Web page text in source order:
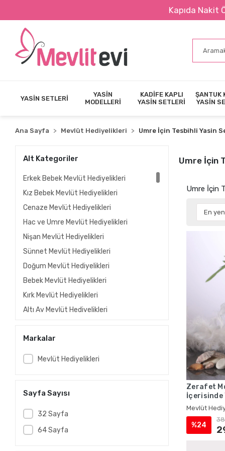
Kapıda Nakit Ödeme İmkanı
YASİN SETLERİ
YASİN
MODELLERİ
KADİFE KAPLI
YASİN SETLERİ
ŞANTUK
YASİN
Ana Sayfa Mevlüt Hediyelikleri Umre İçin Tesbihli Yasin
Alt Kategoriler
Erkek Bebek Mevlüt Hediyelikleri
Kız Bebek Mevlüt Hediyelikleri
Cenaze Mevlüt Hediyelikleri
Hac ve Umre Mevlüt Hediyelikleri
Nişan Mevlüt Hediyelikleri
Sünnet Mevlüt Hediyelikleri
Doğum Mevlüt Hediyelikleri
Bebek Mevlüt Hediyelikleri
Kırk Mevlüt Hediyelikleri
Altı Ay Mevlüt Hediyelikleri
Gelin Mevlüt Hediyelikleri
Vefat Mevlüt Hediyelikleri
Asker Mevlüt Hediyelikleri
Hac Mevlüt Hediyelikleri
Umre Mevlüt Hediyelikleri
Markalar
Mevlüt Hediyelikleri
Sayfa Sayısı
32 Sayfa
64 Sayfa
Umre İçin
Umre İçin
Zerafet
İçerisinde
Mevlüt
Mevlüt
%24